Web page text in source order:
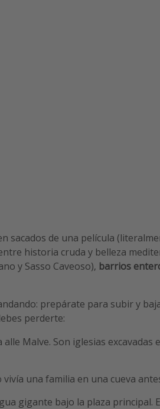
sacados de una película
historia cruda y belleza
y Sasso Caveoso), barrios
prepárate para subir y
perderte:
alle Malve. Son iglesias excavadas
vivía una familia en una cueva
gigante bajo la plaza principal.